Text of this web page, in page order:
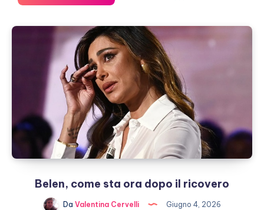
Hunziker
Giulio
Berruti
allo
scoperto
Belen, come sta ora dopo il ricovero
Da Valentina Cervelli Giugno 4, 2026